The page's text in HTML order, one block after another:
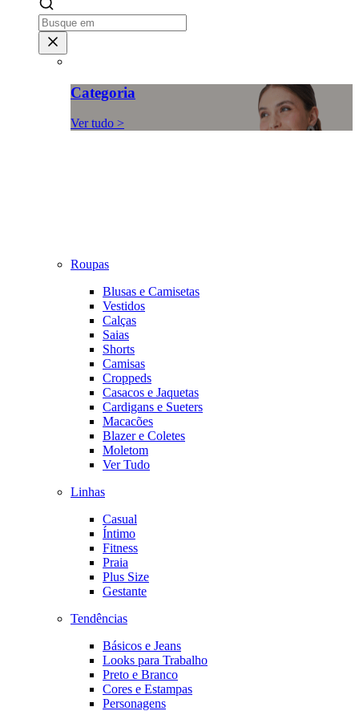
Categoria
Ver tudo >
Roupas
Blusas e Camisetas
Vestidos
Calças
Saias
Shorts
Camisas
Croppeds
Casacos e Jaquetas
Cardigans e Sueters
Macacões
Blazer e Coletes
Moletom
Ver Tudo
Linhas
Casual
Íntimo
Fitness
Praia
Plus Size
Gestante
Tendências
Básicos e Jeans
Looks para Trabalho
Preto e Branco
Cores e Estampas
Personagens